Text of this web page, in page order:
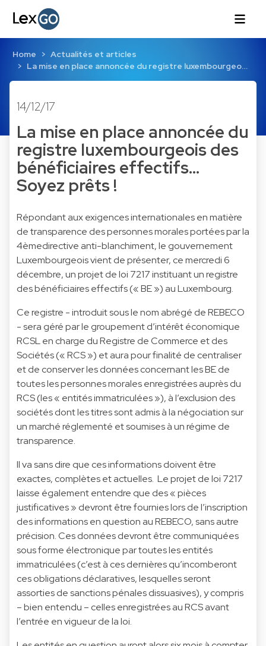
Home
Actualités et articles
La mise en place annoncée du registre luxembourgeo…
14/12/17
La mise en place annoncée du
registre luxembourgeois des
bénéficiaires effectifs...
Soyez prêts !
Répondant aux exigences internationales en matière
de transparence des personnes morales portées par la
4èmedirective anti-blanchiment, le gouvernement
Luxembourgeois vient de présenter, ce mercredi 6
décembre, un projet de loi 7217 instituant un registre
des bénéficiaires effectifs (« BE ») au Luxembourg.
Ce registre - introduit sous le nom abrégé de REBECO
- sera géré par le groupement d’intérêt économique
RCSL en charge du Registre de Commerce et des
Sociétés (« RCS ») et aura pour finalité de centraliser
et de conserver les données concernant les BE de
toutes les personnes morales enregistrées auprès du
RCS (les « entités immatriculées »), à l’exclusion des
sociétés dont les titres sont admis à la négociation sur
un marché réglementé et soumises à un régime de
transparence.
Il va sans dire que ces informations doivent être
exactes, complètes et actuelles. Le projet de loi 7217
laisse également entendre que des « pièces
justificatives » devront être fournies lors de l’inscription
des informations en question au REBECO, sans autre
précision. Ces données devront être communiquées
sous forme électronique par toutes les entités
immatriculées (c’est à ces dernières qu’incomberont
ces obligations déclaratives, lesquelles seront
assorties de sanctions pénales dissuasives), y compris
– bien entendu – celles enregistrées au RCS avant
l’entrée en vigueur de la loi.